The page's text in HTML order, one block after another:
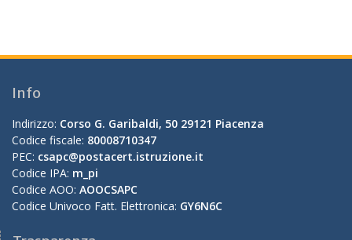
Info
Indirizzo: Corso G. Garibaldi, 50 29121 Piacenza
Codice fiscale: 80008710347
PEC: csapc@postacert.istruzione.it
Codice IPA: m_pi
Codice AOO: AOOCSAPC
Codice Univoco Fatt. Elettronica: GY6N6C